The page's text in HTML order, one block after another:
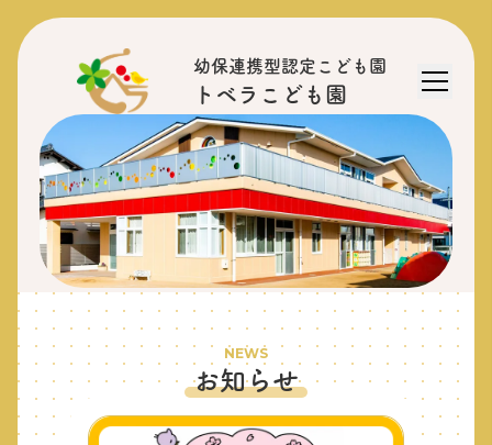
幼保連携型認定こども園
トベラこども園
NEWS
お知らせ